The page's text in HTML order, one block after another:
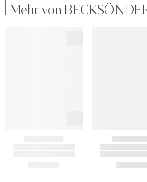
Mehr von